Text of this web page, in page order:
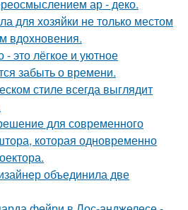
ар - деко.
для хозяйки не только местом
вдохновения.
- это лёгкое и уютное
забыть о времени.
стиле всегда выглядит
для современного
которая одновременно
объединила две